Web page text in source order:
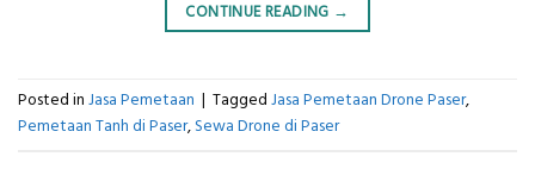
CONTINUE READING →
Posted in Jasa Pemetaan | Tagged Jasa Pemetaan Drone Paser,
Pemetaan Tanh di Paser,Sewa Drone di Paser